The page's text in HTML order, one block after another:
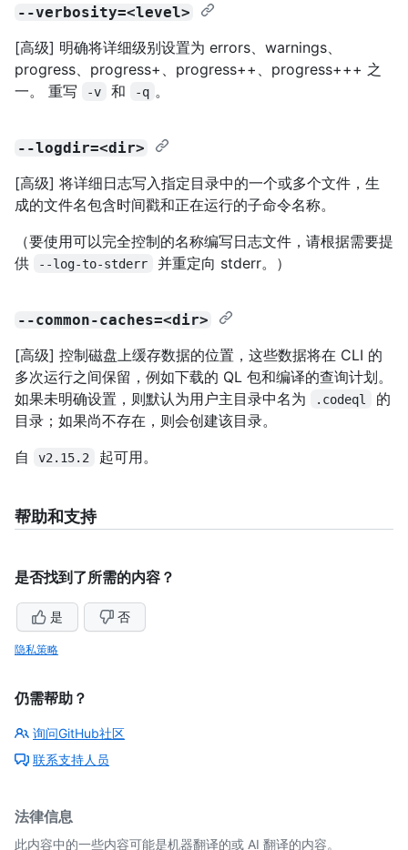
--verbosity=<level>
[高级] 明确将详细级别设置为 errors、warnings、
progress、progress+、progress++、progress+++ 之
一。 重写
-v 和 -q 。
--logdir=<dir>
[高级] 将详细日志写入指定目录中的一个或多个文件，生
成的文件名包含时间戳和正在运行的子命令名称。
（要使用可以完全控制的名称编写日志文件，请根据需要提
供
--log-to-stderr 并重定向 stderr。）
--common-caches=<dir>
[高级] 控制磁盘上缓存数据的位置，这些数据将在 CLI 的
多次运行之间保留，例如下载的 QL 包和编译的查询计划。
如果未明确设置，则默认为用户主目录中名为
.codeql
的
目录；如果尚不存在，则会创建该目录。
自
v2.15.2 起可用。
帮助和支持
是否找到了所需的内容？
是 否
隐私策略
仍需帮助？
询问GitHub社区
联系支持人员
法律信息
此内容中的一些内容可能是机器翻译的或 AI 翻译的内容。